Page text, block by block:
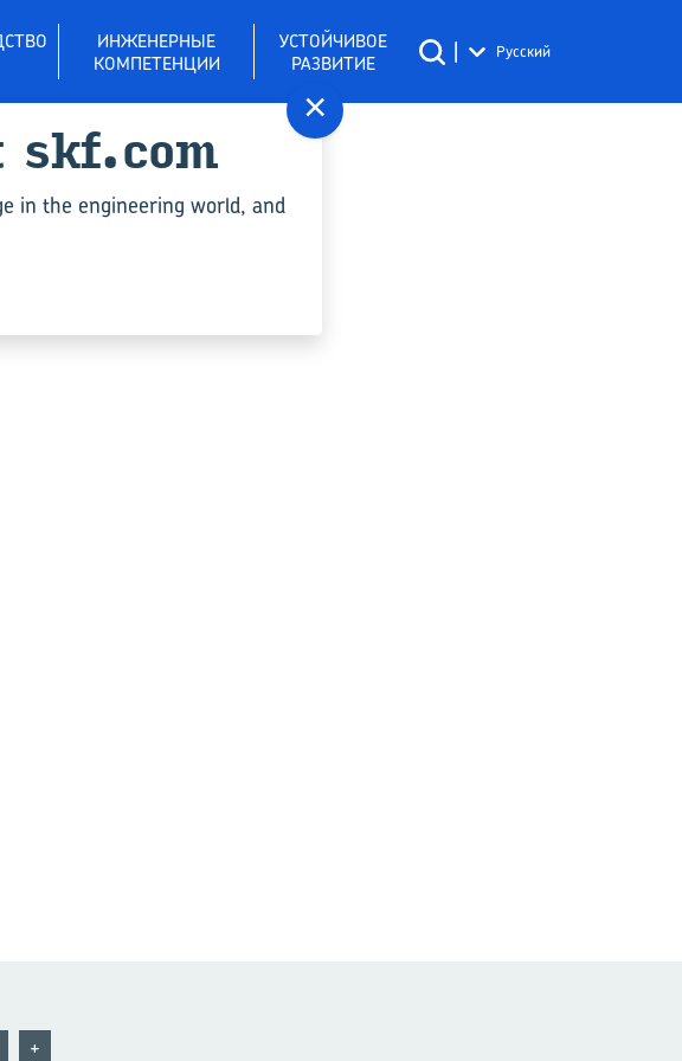
ИНЖЕНЕРНЫЕ
КОМПЕТЕНЦИИ
УСТОЙЧИВОЕ
РАЗВИТИЕ
| Русский
типа Y"
+
×
in the engineering world, and